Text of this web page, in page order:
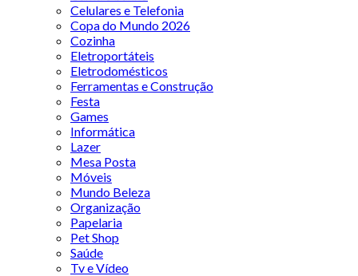
Celulares e Telefonia
Copa do Mundo 2026
Cozinha
Eletroportáteis
Eletrodomésticos
Ferramentas e Construção
Festa
Games
Informática
Lazer
Mesa Posta
Móveis
Mundo Beleza
Organização
Papelaria
Pet Shop
Saúde
Tv e Vídeo